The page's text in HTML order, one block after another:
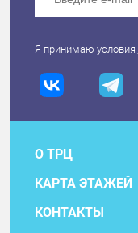
Я принимаю условия
О ТРЦ
КАРТА ЭТАЖЕЙ
КОНТАКТЫ